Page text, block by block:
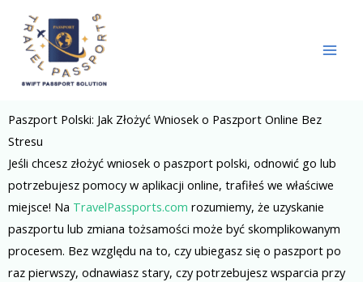
content
Paszport Polski: Jak Złożyć Wniosek o Paszport Online Bez
Stresu
Jeśli chcesz złożyć wniosek o paszport polski, odnowić go lub
potrzebujesz pomocy w aplikacji online, trafiłeś we właściwe
miejsce! Na TravelPassports.com rozumiemy, że uzyskanie
paszportu lub zmiana tożsamości może być skomplikowanym
procesem. Bez względu na to, czy ubiegasz się o paszport po
raz pierwszy, odnawiasz stary, czy potrzebujesz wsparcia przy